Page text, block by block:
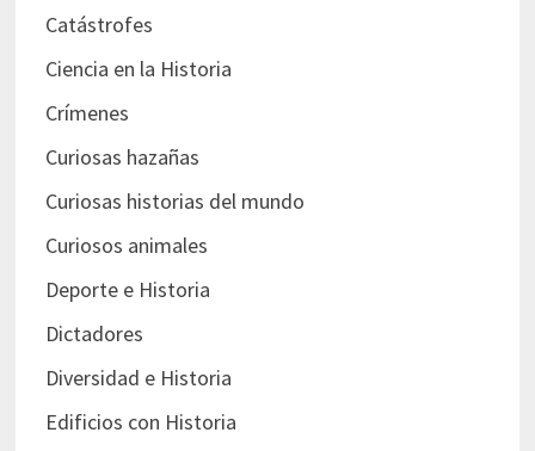
Catástrofes
Ciencia en la Historia
Crímenes
Curiosas hazañas
Curiosas historias del mundo
Curiosos animales
Deporte e Historia
Dictadores
Diversidad e Historia
Edificios con Historia